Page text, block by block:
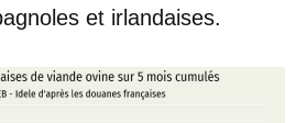
et irlandaises.